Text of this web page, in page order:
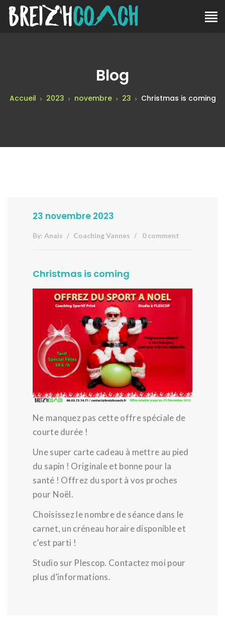
Blog
Accueil 2023 novembre 23 Christmas is coming
23 novembre 2023
By: Anais Coaching Vannes 0 comment
Christmas is coming
Ne manquez pas cette offre spéciale de
courte durée !
Une super carte cadeau à mettre au pied
du sapin ! Originale et bonne pour la
santé ! Offrez du sport à vos proches
pour Noël.
Choisissez le nombre de séance dans le
carnet, un créneau horaire disponible et
c’est parti !
Studio sur Plescop. Contactez moi pour
plus d’informations.